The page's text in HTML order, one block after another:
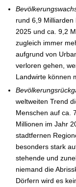
rund 6,9
2025 und ca. 9,2
zugleich immer
aufgrund von
verloren gehen,
Landwirte können
weltweiten Trend
Menschen auf ca.
Millionen im Jahr
stadtfernen
besonders stark
stehende und
niemand die
Dörfern wird es